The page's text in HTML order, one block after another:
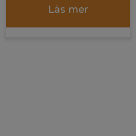
Läs mer